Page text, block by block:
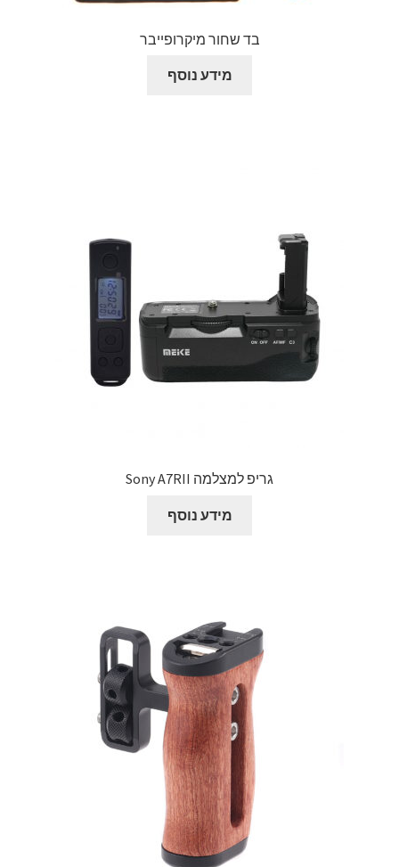
בד שחור מיקרופייבר
מידע נוסף
גריפ למצלמה Sony A7RII
מידע נוסף